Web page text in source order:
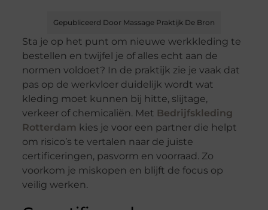
Gepubliceerd Door Massage Praktijk De Bron
Sta je op het punt om nieuwe werkkleding te
bestellen en twijfel je of alles echt aan de
normen voldoet? In de praktijk zie je vaak dat
pas op de werkvloer duidelijk wordt wat
kleding moet kunnen bij hitte, slijtage,
verkeer of chemicaliën. Met Bedrijfskleding
Rotterdam kies je voor een partner die helpt
om risico’s te vertalen naar de juiste
certificeringen, pasvorm en voorraad. Zo
voorkom je miskopen en blijft de focus op
veilig werken.